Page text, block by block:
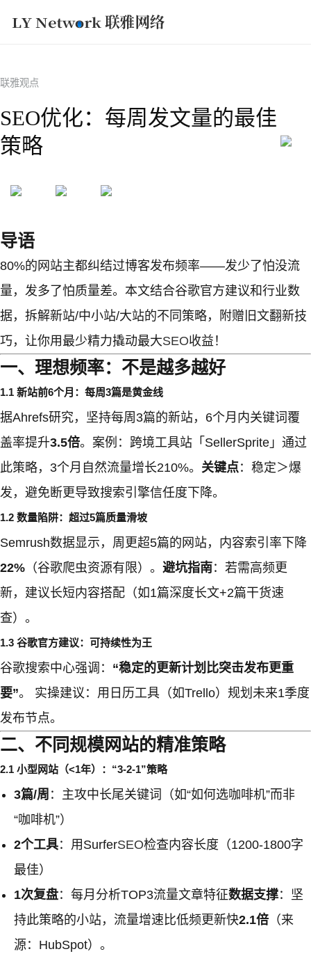
联雅观点
SEO优化：每周发文量的最佳
策略
导语
80%的网站主都纠结过博客发布频率——发少了怕没流
量，发多了怕质量差。本文结合谷歌官方建议和行业数
据，拆解新站/中小站/大站的不同策略，附赠旧文翻新技
巧，让你用最少精力撬动最大SEO收益！
一、理想频率：不是越多越好
1.1 新站前6个月：每周3篇是黄金线
据Ahrefs研究，坚持每周3篇的新站，6个月内关键词覆
盖率提升3.5倍。案例：跨境工具站「SellerSprite」通过
此策略，3个月自然流量增长210%。 关键点：稳定＞爆
发，避免断更导致搜索引擎信任度下降。
1.2 数量陷阱：超过5篇质量滑坡
Semrush数据显示，周更超5篇的网站，内容索引率下降
22% （谷歌爬虫资源有限）。 避坑指南：若需高频更
新，建议长短内容搭配（如1篇深度长文+2篇干货速
查）。
1.3 谷歌官方建议：可持续性为王
谷歌搜索中心强调： “稳定的更新计划比突击发布更重
要”。 实操建议：用日历工具（如Trello）规划未来1季度
发布节点。
二、不同规模网站的精准策略
2.1 小型网站（<1年）：“3-2-1”策略
3篇/周 ：主攻中长尾关键词（如“如何选咖啡机”而非
“咖啡机”）
2个工具：用SurferSEO检查内容长度（1200-1800字
最佳）
1次复盘：每月分析TOP3流量文章特征数据支撑：坚
持此策略的小站，流量增速比低频更新快2.1倍 （来
源：HubSpot）。